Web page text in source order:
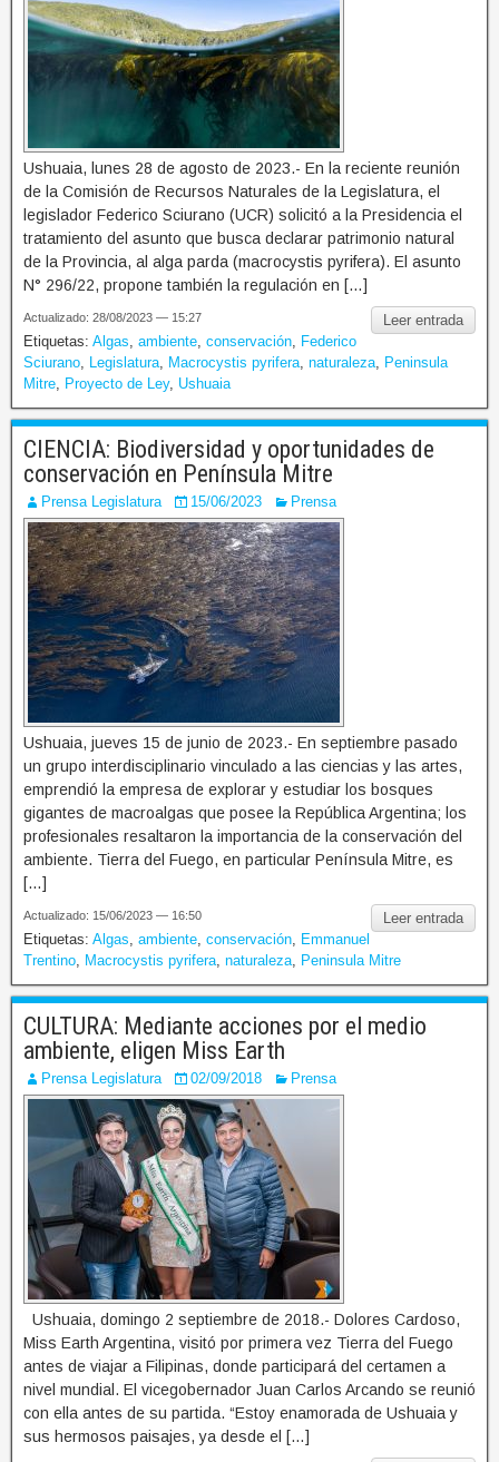
Ushuaia, lunes 28 de agosto de 2023.- En la reciente reunión
de la Comisión de Recursos Naturales de la Legislatura, el
legislador Federico Sciurano (UCR) solicitó a la Presidencia el
tratamiento del asunto que busca declarar patrimonio natural
de la Provincia, al alga parda (macrocystis pyrifera). El asunto
N° 296/22, propone también la regulación en […]
Leer entrada
Actualizado: 28/08/2023 — 15:27
Etiquetas: Algas ambiente conservación
Federico
Sciurano
Legislatura Macrocystis pyrifera naturaleza
Peninsula
Mitre
Proyecto de Ley, Ushuaia
CIENCIA: Biodiversidad y oportunidades de
conservación en Península Mitre
Prensa Legislatura 15/06/2023 Prensa
Ushuaia, jueves 15 de junio de 2023.- En septiembre pasado
un grupo interdisciplinario vinculado a las ciencias y las artes,
emprendió la empresa de explorar y estudiar los bosques
gigantes de macroalgas que posee la República Argentina; los
profesionales resaltaron la importancia de la conservación del
ambiente. Tierra del Fuego, en particular Península Mitre, es
[…]
Leer entrada
Actualizado: 15/06/2023 — 16:50
Etiquetas: Algas ambiente conservación
Emmanuel
Trentino
Macrocystis pyrifera naturaleza Peninsula Mitre
CULTURA: Mediante acciones por el medio
ambiente, eligen Miss Earth
Prensa Legislatura 02/09/2018 Prensa
Ushuaia, domingo 2 septiembre de 2018.- Dolores Cardoso,
Miss Earth Argentina, visitó por primera vez Tierra del Fuego
antes de viajar a Filipinas, donde participará del certamen a
nivel mundial. El vicegobernador Juan Carlos Arcando se reunió
con ella antes de su partida. “Estoy enamorada de Ushuaia y
sus hermosos paisajes, ya desde el […]